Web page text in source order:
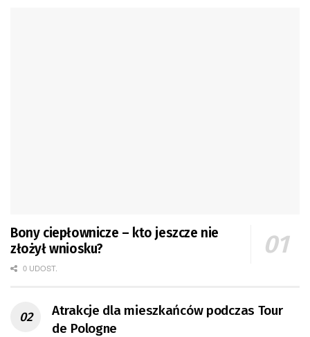
Bony ciepłownicze – kto jeszcze nie
złożył wniosku?
0 UDOST.
Atrakcje dla mieszkańców podczas Tour
de Pologne